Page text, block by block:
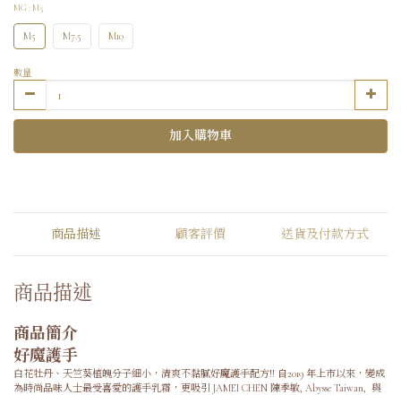
MG : M5
M5 M7.5 M10
數量
加入購物車
商品描述 顧客評價 送貨及付款方式
商品描述
商品簡介
好魔護手
白花牡丹、天竺葵植魄分子細小，清爽不黏膩好魔護手配方!! 自2019 年上市以來，變成
為時尚品味人士最受喜愛的護手乳霜，更吸引 JAMEI CHEN 陳季敏, Abysse Taiwan, 與